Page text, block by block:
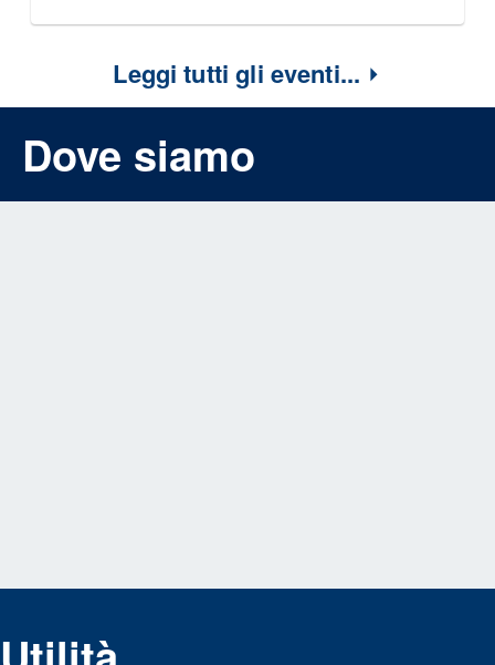
Leggi tutti gli eventi...
Dove siamo